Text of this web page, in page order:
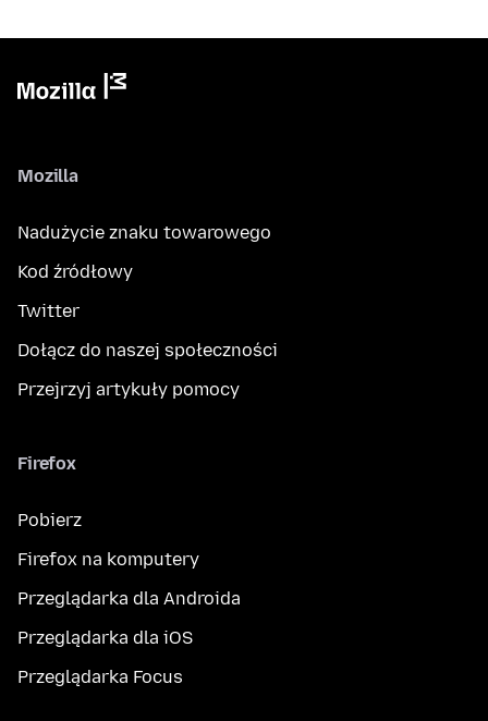
Mozilla
Nadużycie znaku towarowego
Kod źródłowy
Twitter
Dołącz do naszej społeczności
Przejrzyj artykuły pomocy
Firefox
Pobierz
Firefox na komputery
Przeglądarka dla Androida
Przeglądarka dla iOS
Przeglądarka Focus